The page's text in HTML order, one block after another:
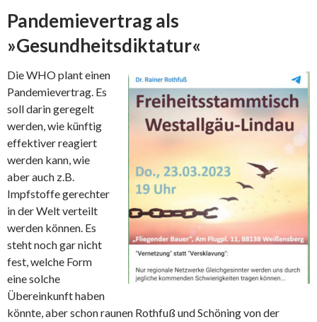
Pandemievertrag als
»Gesundheitsdiktatur«
Die WHO plant einen
Pandemievertrag. Es
soll darin geregelt
werden, wie künftig
effektiver reagiert
werden kann, wie
aber auch z.B.
Impfstoffe gerechter
in der Welt verteilt
werden können. Es
steht noch gar nicht
fest, welche Form
eine solche
Übereinkunft haben
könnte, aber schon raunen Rothfuß und Schöning von der